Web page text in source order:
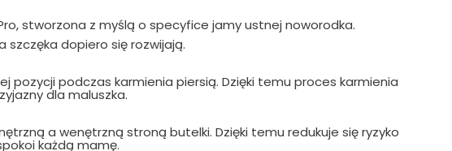
stworzona z myślą o specyfice jamy ustnej noworodka.
szczęka dopiero się rozwijają.
pozycji podczas karmienia piersią. Dzięki temu proces karmienia
dla maluszka.
a wenętrzną stroną butelki. Dzięki temu redukuje się ryzyko
każdą mamę.